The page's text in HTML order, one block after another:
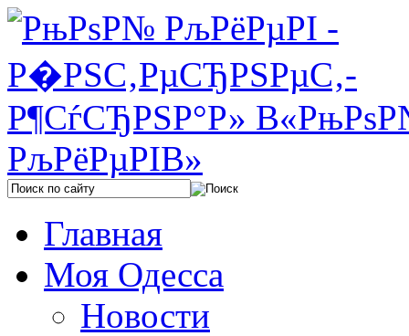
Главная
Моя Одесса
Новости